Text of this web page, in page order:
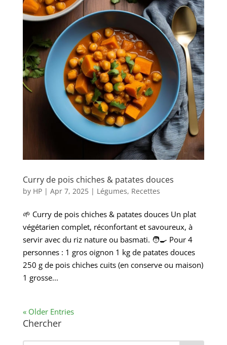
Curry de pois chiches & patates douces
by HP| Apr 7, 2025| Légumes, Recettes
🌱 Curry de pois chiches & patates douces Un plat
végétarien complet, réconfortant et savoureux, à
servir avec du riz nature ou basmati. 🧑‍🍳 Pour 4
personnes : 1 gros oignon 1 kg de patates douces
250 g de pois chiches cuits (en conserve ou maison)
1 grosse...
« Older Entries
Chercher